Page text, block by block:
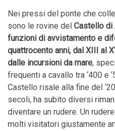
Nei pressi del ponte che
sono le rovine del Castello di
funzioni di avvistamento e
quattrocento anni, dal XIII al
dalle incursioni da mare,
frequenti a cavallo tra ‘400 e
Castello risale alla fine del
secoli, ha subito diversi
diventare un rudere. Un
molti visitatori giustamente